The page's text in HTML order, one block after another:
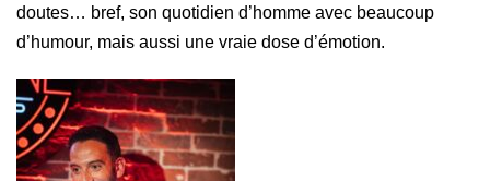
doutes… bref, son quotidien d’homme avec beaucoup
d’humour, mais aussi une vraie dose d’émotion.